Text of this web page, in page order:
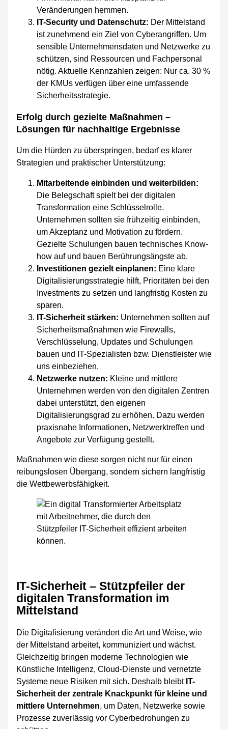
Veränderungen hemmen.
IT-Security und Datenschutz: Der Mittelstand
ist zunehmend ein Ziel von Cyberangriffen. Um
sensible Unternehmensdaten und Netzwerke zu
schützen, sind Ressourcen und Fachpersonal
nötig. Aktuelle Kennzahlen zeigen: Nur ca. 30 %
der KMUs verfügen über eine umfassende
Sicherheitsstrategie.
Erfolg durch gezielte Maßnahmen –
Lösungen für nachhaltige Ergebnisse
Um die Hürden zu überspringen, bedarf es klarer
Strategien und praktischer Unterstützung:
Mitarbeitende einbinden und weiterbilden:
Die Belegschaft spielt bei der digitalen
Transformation eine Schlüsselrolle.
Unternehmen sollten sie frühzeitig einbinden,
um Akzeptanz und Motivation zu fördern.
Gezielte Schulungen bauen technisches Know-
how auf und bauen Berührungsängste ab.
Investitionen gezielt einplanen: Eine klare
Digitalisierungsstrategie hilft, Prioritäten bei den
Investments zu setzen und langfristig Kosten zu
sparen.
IT-Sicherheit stärken: Unternehmen sollten auf
Sicherheitsmaßnahmen wie Firewalls,
Verschlüsselung, Updates und Schulungen
bauen und IT-Spezialisten bzw. Dienstleister wie
uns einbeziehen.
Netzwerke nutzen: Kleine und mittlere
Unternehmen werden von den digitalen Zentren
dabei unterstützt, den eigenen
Digitalisierungsgrad zu erhöhen. Dazu werden
praxisnahe Informationen, Netzwerktreffen und
Angebote zur Verfügung gestellt.
Maßnahmen wie diese sorgen nicht nur für einen
reibungslosen Übergang, sondern sichern langfristig
die Wettbewerbsfähigkeit.
IT-Sicherheit – Stützpfeiler der
digitalen Transformation im
Mittelstand
Die Digitalisierung verändert die Art und Weise, wie
der Mittelstand arbeitet, kommuniziert und wächst.
Gleichzeitig bringen moderne Technologien wie
Künstliche Intelligenz, Cloud-Dienste und vernetzte
Systeme neue Risiken mit sich. Deshalb bleibtIT-
Sicherheit der zentrale Knackpunkt für kleine und
mittlere Unternehmen, um Daten, Netzwerke sowie
Prozesse zuverlässig vor Cyberbedrohungen zu